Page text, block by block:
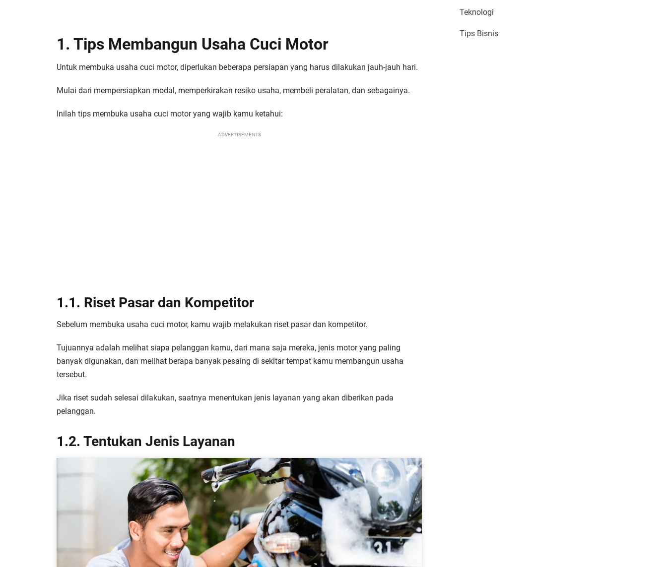
1. Tips Membangun Usaha Cuci Motor
Untuk membuka usaha cuci motor, diperlukan beberapa persiapan yang harus dilakukan jauh-jauh hari.
Mulai dari mempersiapkan modal, memperkirakan resiko usaha, membeli peralatan, dan sebagainya.
Inilah tips membuka usaha cuci motor yang wajib kamu ketahui:
ADVERTISEMENTS
1.1. Riset Pasar dan Kompetitor
Sebelum membuka usaha cuci motor, kamu wajib melakukan riset pasar dan kompetitor.
Tujuannya adalah melihat siapa pelanggan kamu, dari mana saja mereka, jenis motor yang paling
banyak digunakan, dan melihat berapa banyak pesaing di sekitar tempat kamu membangun usaha
tersebut.
Jika riset sudah selesai dilakukan, saatnya menentukan jenis layanan yang akan diberikan pada
pelanggan.
1.2. Tentukan Jenis Layanan
Teknologi
Tips Bisnis